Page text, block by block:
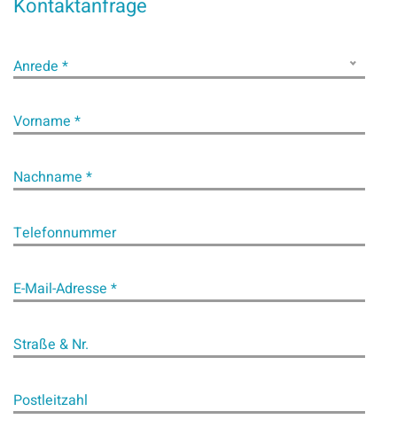
Kontaktanfrage
Anrede *
Vorname *
Nachname *
Telefonnummer
E-Mail-Adresse *
Straße & Nr.
Postleitzahl